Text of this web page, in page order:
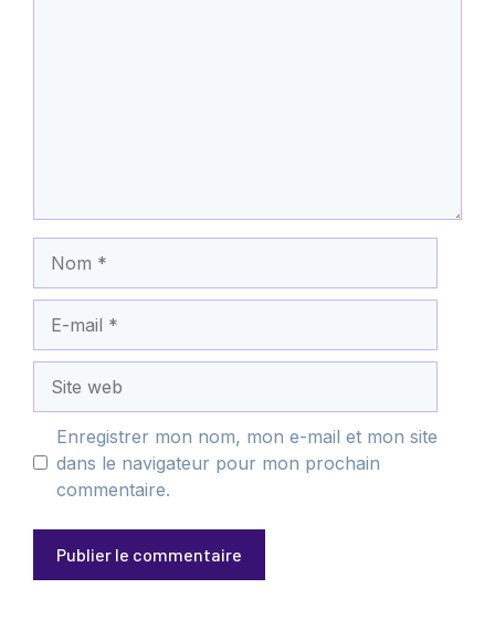
mail
web
Enregistrer mon nom, mon e-mail et mon site
dans le navigateur pour mon prochain
commentaire.